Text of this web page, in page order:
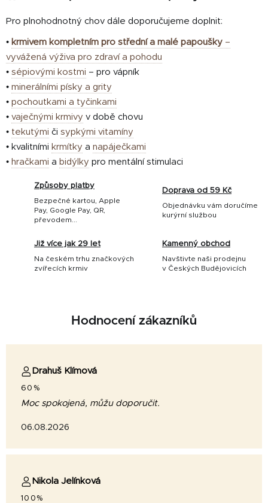
Pro plnohodnotný chov dále doporučujeme doplnit:
• krmivem kompletním pro střední a malé papoušky –
vyvážená výživa pro zdraví a pohodu
• sépiovými kostmi – pro vápník
• minerálními písky a grity
• pochoutkami a tyčinkami
• vaječnými krmivy v době chovu
• tekutými či sypkými vitamíny
• kvalitními krmítky a napáječkami
• hračkami a bidýlky pro mentální stimulaci
Způsoby platby
Bezpečné kartou, Apple
Pay, Google Pay, QR,
převodem...
Doprava od 59 Kč
Objednávku vám doručíme
kurýrní službou
Již více jak 29 let
Na českém trhu značkových
zvířecích krmiv
Kamenný obchod
Navštivte naši prodejnu
v Českých Budějovicích
Hodnocení zákazníků
Drahuš Klímová
60%
Moc spokojená, můžu doporučit.
06.08.2026
Nikola Jelínková
100%